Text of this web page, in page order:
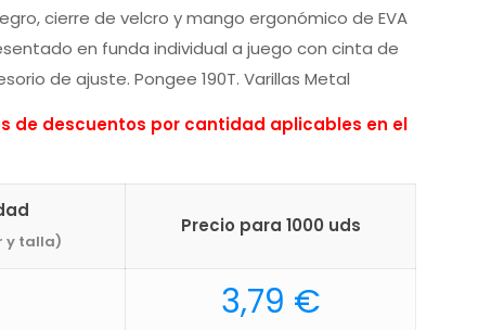
cierre de velcro y mango ergonómico de EVA
en funda individual a juego con cinta de
de ajuste. Pongee 190T. Varillas Metal
de descuentos por cantidad aplicables en el
y talla)
Precio para 1000 uds
3,79 €